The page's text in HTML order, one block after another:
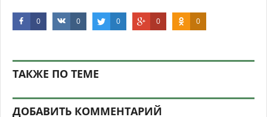
0 0 0 0 0
ТАКЖЕ ПО ТЕМЕ
ДОБАВИТЬ КОММЕНТАРИЙ